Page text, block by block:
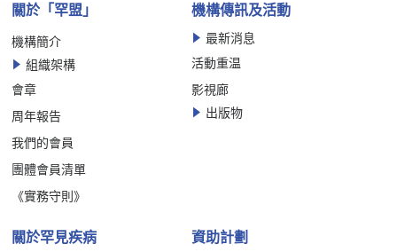
關於「罕盟」
機構簡介
組織架構
會章
周年報告
我們的會員
團體會員清單
《實務守則》
機構傳訊及活動
最新消息
活動重温
影視廊
出版物
關於罕見疾病 資助計劃